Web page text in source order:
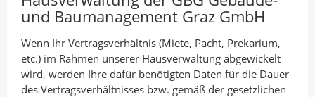
und Baumanagement Graz GmbH
Wenn Ihr Vertragsverhältnis (Miete, Pacht, Prekarium,
etc.) im Rahmen unserer Hausverwaltung abgewickelt
wird, werden Ihre dafür benötigten Daten für die Dauer
des Vertragsverhältnisses bzw. gemäß der gesetzlichen